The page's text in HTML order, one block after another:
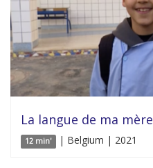
La langue de ma mère
12 min' | Belgium | 2021